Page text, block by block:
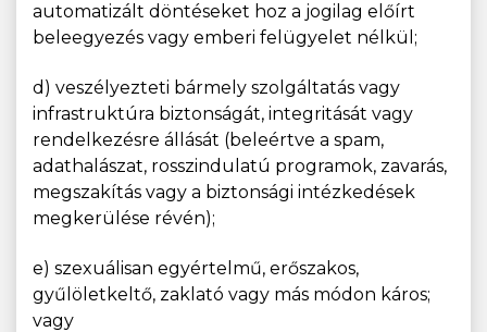
automatizált döntéseket hoz a jogilag előírt
beleegyezés vagy emberi felügyelet nélkül;
d) veszélyezteti bármely szolgáltatás vagy
infrastruktúra biztonságát, integritását vagy
rendelkezésre állását (beleértve a spam,
adathalászat, rosszindulatú programok, zavarás,
megszakítás vagy a biztonsági intézkedések
megkerülése révén);
e) szexuálisan egyértelmű, erőszakos,
gyűlöletkeltő, zaklató vagy más módon káros;
vagy